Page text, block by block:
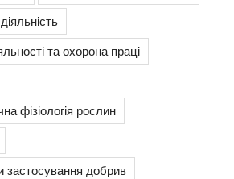
та охорона праці
фізіологія рослин
застосування добрив